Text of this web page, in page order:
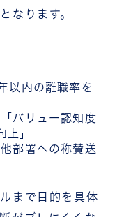
なります。
以内の離職率を
バリュー認知度
」
部署への称賛送
まで目的を具体